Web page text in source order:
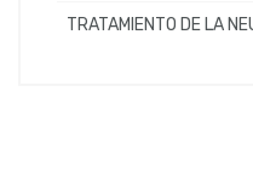
TRATAMIENTO DE LA